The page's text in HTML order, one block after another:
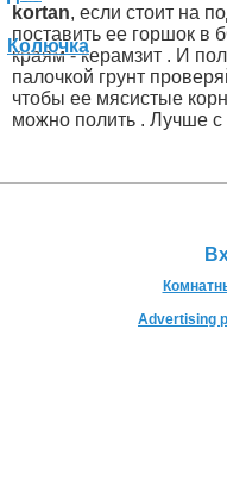
kortan, если стоит на
поставить ее горшок в
краям - керамзит . И
палочкой грунт
чтобы ее мясистые
можно полить . Лучше с
Advertising